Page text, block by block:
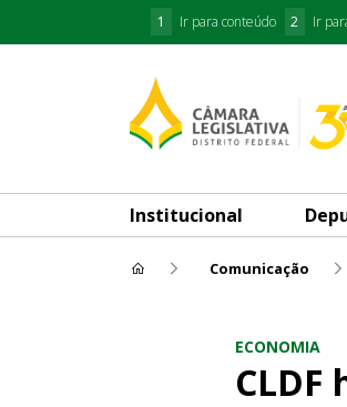
1 Ir para conteúdo 2 Ir
Institucional
Comunicação
ECONOMIA
CLDF